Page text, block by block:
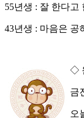
55년생 : 잘 한다고
43년생 : 마음은 공
◇
금
오